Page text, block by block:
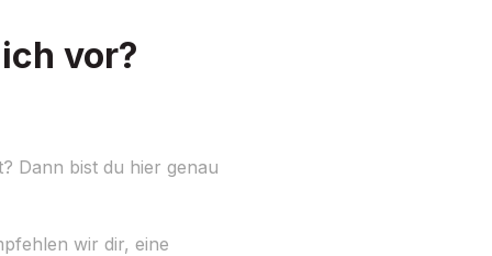
vor?
Dann bist du hier genau
wir dir, eine